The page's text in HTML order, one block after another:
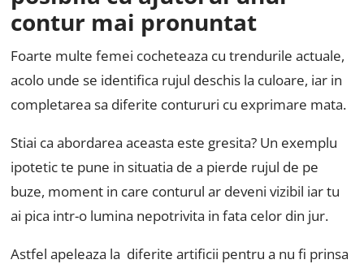
contur mai pronuntat
Foarte multe femei cocheteaza cu trendurile actuale,
acolo unde se identifica rujul deschis la culoare, iar in
completarea sa diferite contururi cu exprimare mata.
Stiai ca abordarea aceasta este gresita? Un exemplu
ipotetic te pune in situatia de a pierde rujul de pe
buze, moment in care conturul ar deveni vizibil iar tu
ai pica intr-o lumina nepotrivita in fata celor din jur.
Astfel apeleaza la diferite artificii pentru a nu fi prinsa